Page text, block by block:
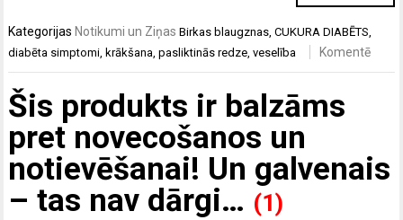
Kategorijas Notikumi un Ziņas Birkas blaugznas,CUKURA DIABĒTS,
diabēta simptomi, krākšana,pasliktinās redze,veselība Komentē
Šis produkts ir balzāms
pret novecošanos un
notievēšanai! Un galvenais
– tas nav dārgi… (1)